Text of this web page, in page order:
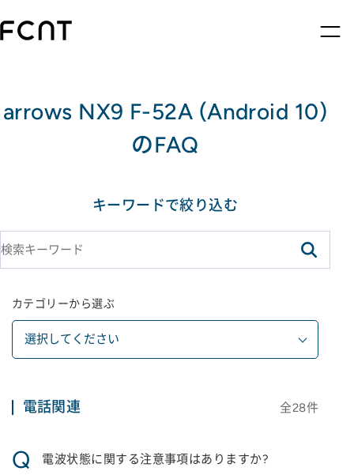
arrows NX9 F-52A (Android 10)
のFAQ
キーワードで絞り込む
カテゴリーから選ぶ
電話関連 全28件
Q 電波状態に関する注意事項はありますか?